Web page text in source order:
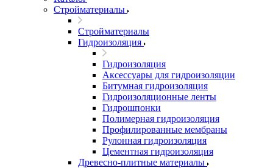
Стройматериалы
Стройматериалы
Гидроизоляция
Гидроизоляция
Аксессуары для гидроизоляции
Битумная гидроизоляция
Гидроизоляционные ленты
Гидрошпонки
Полимерная гидроизоляция
Профилированные мембраны
Рулонная гидроизоляция
Цементная гидроизоляция
Древесно-плитные материалы